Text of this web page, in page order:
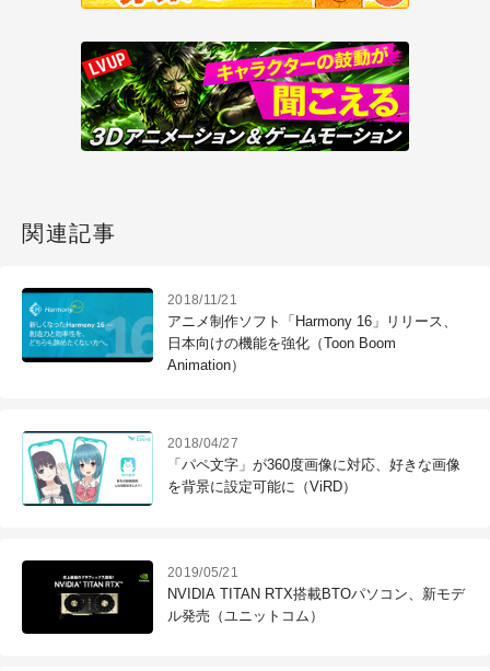
関連記事
2018/11/21
アニメ制作ソフト「Harmony 16」リリース、
日本向けの機能を強化（Toon Boom
Animation）
2018/04/27
「パペ文字」が360度画像に対応、好きな画像
を背景に設定可能に（ViRD）
2019/05/21
NVIDIA TITAN RTX搭載BTOパソコン、新モデ
ル発売（ユニットコム）